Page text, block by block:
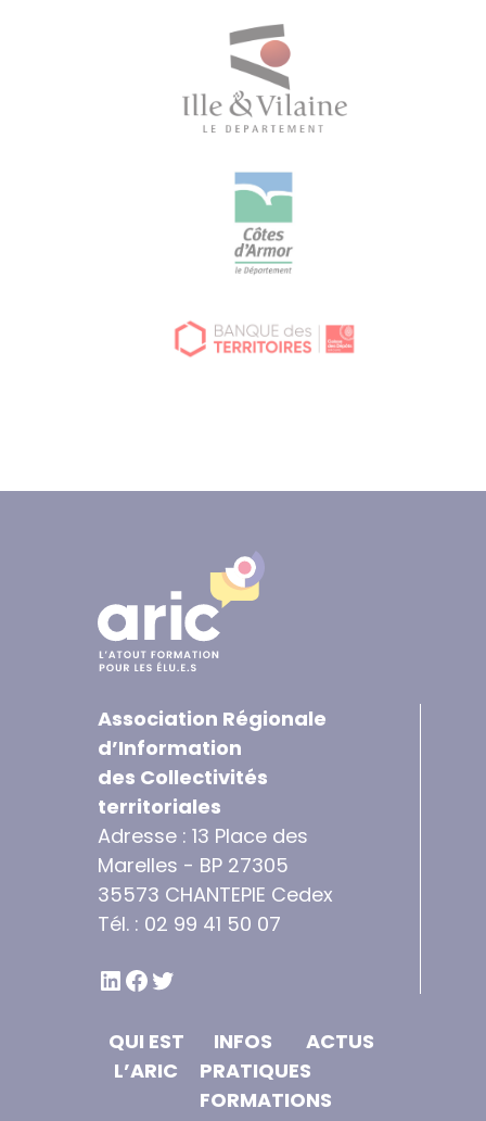
Association Régionale
d’Information
des Collectivités
territoriales
Adresse : 13 Place des
Marelles - BP 27305
35573 CHANTEPIE Cedex
Tél. : 02 99 41 50 07
LINKEDIN
FACEBOOK
TWITTER
QUI EST
L’ARIC
INFOS
PRATIQUES
FORMATIONS
ACTUS